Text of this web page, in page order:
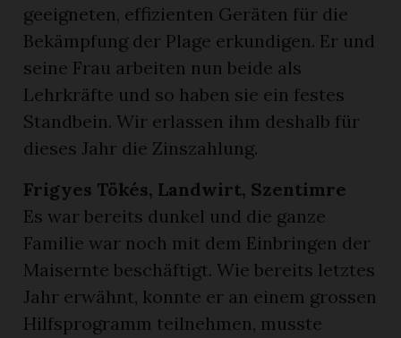
geeigneten, effizienten Geräten für die
Bekämpfung der Plage erkundigen. Er und
seine Frau arbeiten nun beide als
Lehrkräfte und so haben sie ein festes
Standbein. Wir erlassen ihm deshalb für
dieses Jahr die Zinszahlung.
Frigyes Tökés, Landwirt, Szentimre
Es war bereits dunkel und die ganze
Familie war noch mit dem Einbringen der
Maisernte beschäftigt. Wie bereits letztes
Jahr erwähnt, konnte er an einem grossen
Hilfsprogramm teilnehmen, musste